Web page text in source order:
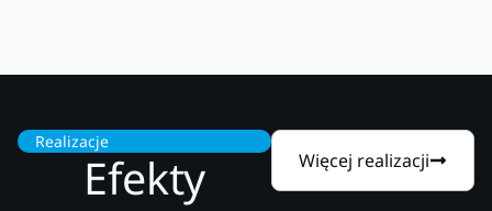
Realizacje
Efekty
Więcej realizacji